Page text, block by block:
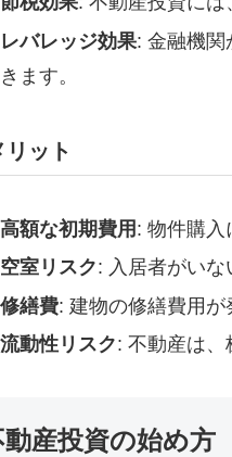
レバレッジ効果: 金融機関
きます。
リット
高額な初期費用 : 物件購入
空室リスク: 入居者がいな
修繕費: 建物の修繕費用が
流動性リスク: 不動産は、
動産投資の始め方